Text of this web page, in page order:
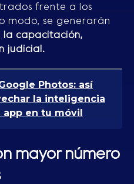
frente a los
modo, se generarán
la capacitación,
judicial.
Photos: así
la inteligencia
en tu móvil
mayor número